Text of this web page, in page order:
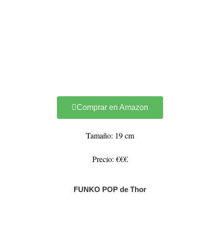
Comprar en Amazon
Tamaño: 19 cm
Precio: €€€
FUNKO POP de Thor